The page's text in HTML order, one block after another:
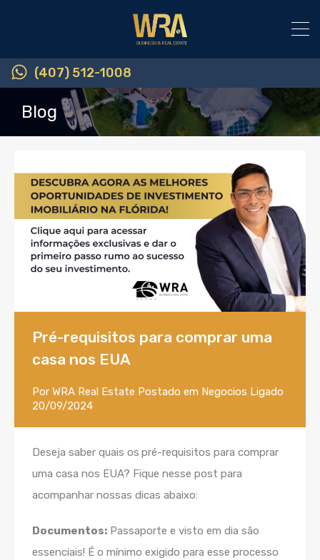
(407) 512-1008
Blog
Pré-requisitos para comprar uma
casa nos EUA
Por WRA Real Estate Postado em Negocios Ligado
20/09/2024
Deseja saber quais os pré-requisitos para comprar
uma casa nos EUA? Fique nesse post para
acompanhar nossas dicas abaixo:
Documentos: Passaporte e visto em dia são
essenciais! É o mínimo exigido para esse processo